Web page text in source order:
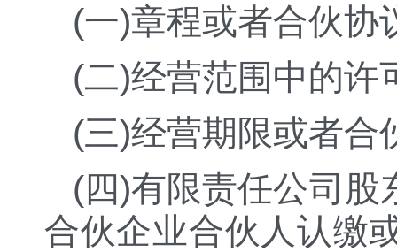
(一)章程或者合伙协
(二)经营范围中的许
(三)经营期限或者合
(四)有限责任公司股
合伙企业合伙人认缴